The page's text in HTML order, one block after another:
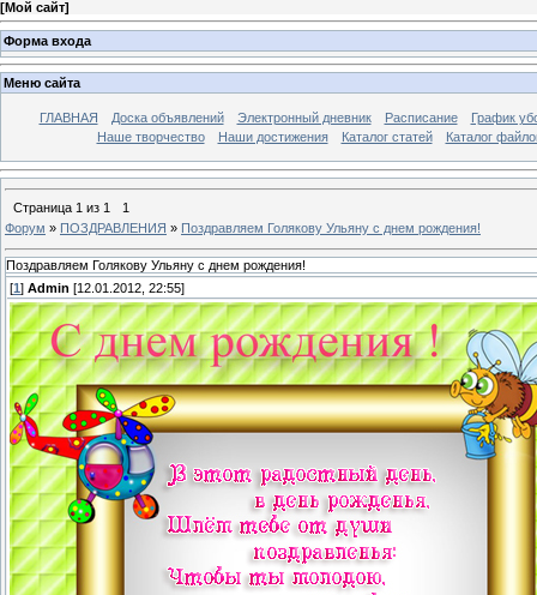
[Мой сайт]
Форма входа
Меню сайта
ГЛАВНАЯ Доска объявлений Электронный дневник Расписание
График
Наше творчество
Наши достижения Каталог статей Каталог
Страница 1 из 1
1
Форум » ПОЗДРАВЛЕНИЯ » Поздравляем Голякову Ульяну с днем рождения!
Поздравляем Голякову Ульяну с днем рождения!
[1 ] Admin [12.01.2012, 22:55]